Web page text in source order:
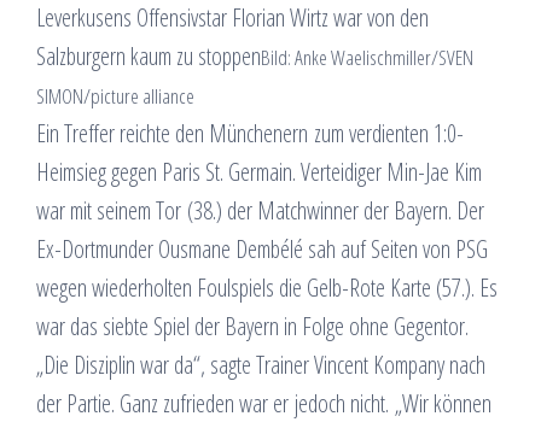
Leverkusens Offensivstar Florian Wirtz war von den
Salzburgern kaum zu stoppenBild: Anke Waelischmiller/SVEN
SIMON/picture alliance
Ein Treffer reichte den Münchenern zum verdienten 1:0-
Heimsieg gegen Paris St. Germain. Verteidiger Min-Jae Kim
war mit seinem Tor (38.) der Matchwinner der Bayern. Der
Ex-Dortmunder Ousmane Dembélé sah auf Seiten von PSG
wegen wiederholten Foulspiels die Gelb-Rote Karte (57.). Es
war das siebte Spiel der Bayern in Folge ohne Gegentor.
„Die Disziplin war da“, sagte Trainer Vincent Kompany nach
der Partie. Ganz zufrieden war er jedoch nicht. „Wir können